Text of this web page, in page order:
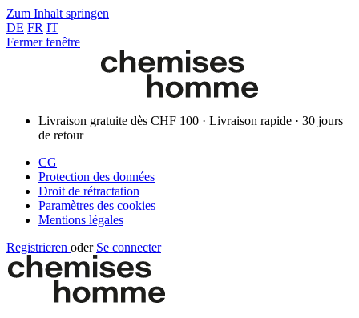
Zum Inhalt springen
DE FR IT
Fermer fenêtre
Livraison gratuite dès CHF 100 · Livraison rapide · 30 jours
de retour
CG
Protection des données
Droit de rétractation
Paramètres des cookies
Mentions légales
Registrieren oder Se connecter